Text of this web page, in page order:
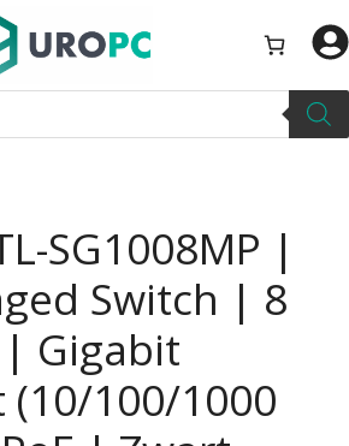
SG1008MP |
Switch | 8
Gigabit
(10/100/1000